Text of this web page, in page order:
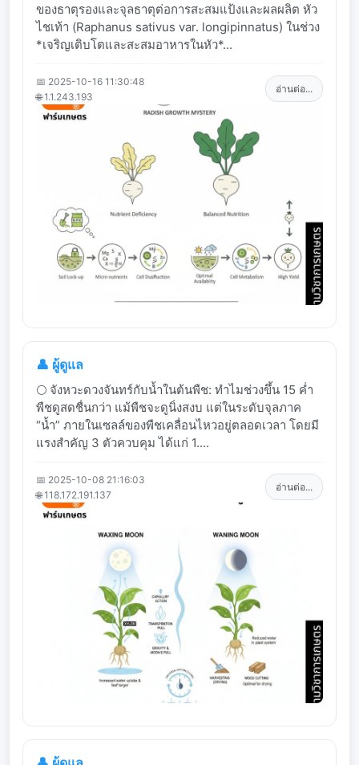
ของธาตุรองและจุลธาตุต่อการสะสมแป้งและผลผลิต หัว
ไชเท้า (Raphanus sativus var. longipinnatus) ในช่วง
*เจริญเติบโตและสะสมอาหารในหัว*...
📅 2025-10-16 11:30:48
🌐 1.1.243.193
อ่านต่อ...
👤 ผู้ดูแล
🌕 จังหวะดวงจันทร์กับน้ำในต้นพืช: ทำไมช่วงขึ้น 15 ค่ำ
พืชดูสดชื่นกว่า แม้พืชจะดูนิ่งสงบ แต่ในระดับจุลภาค
“น้ำ” ภายในเซลล์ของพืชเคลื่อนไหวอยู่ตลอดเวลา โดยมี
แรงสำคัญ 3 ตัวควบคุม ได้แก่ 1....
📅 2025-10-08 21:16:03
🌐 118.172.191.137
อ่านต่อ...